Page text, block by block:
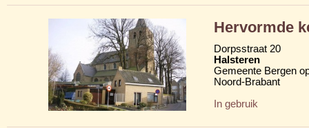
Hervormde
Dorpsstraat 20
Halsteren
Gemeente Bergen
Noord-Brabant
In gebruik